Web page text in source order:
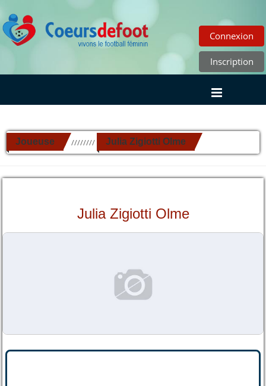
Connexion
Inscription
Joueuse ////////// Julia Zigiotti Olme
Julia Zigiotti Olme